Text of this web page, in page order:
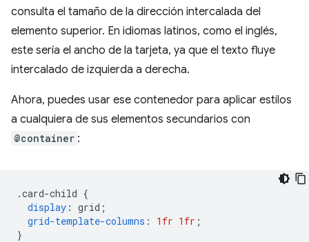
consulta el tamaño de la dirección intercalada del
elemento superior. En idiomas latinos, como el inglés,
este sería el ancho de la tarjeta, ya que el texto fluye
intercalado de izquierda a derecha.
Ahora, puedes usar ese contenedor para aplicar estilos
a cualquiera de sus elementos secundarios con
@container :
.card-child {
display : grid ;
grid-template-columns : 1fr 1fr ;
}